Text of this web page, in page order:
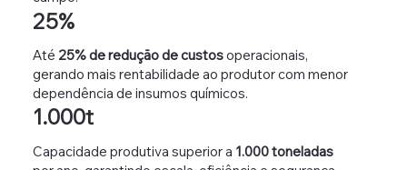
Até 25% de redução de custosoperacionais,
gerando mais rentabilidade ao produtor com menor
dependência de insumos químicos.
25%
Capacidade produtiva superior a 1.000 toneladas
1.000t